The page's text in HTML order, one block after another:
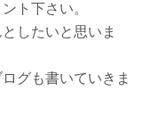
ト下さい。
したいと思いま
グも書いていきま